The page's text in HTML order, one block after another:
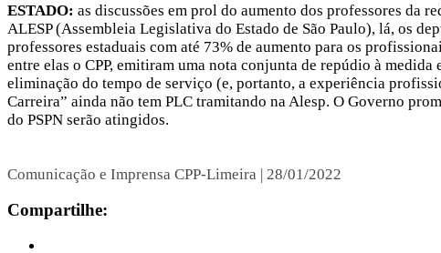
ESTADO: as discussões em prol do aumento dos professores da
ALESP (Assembleia Legislativa do Estado de São Paulo), lá, os
professores estaduais com até 73% de aumento para os
entre elas o CPP, emitiram uma nota conjunta de repúdio à
eliminação do tempo de serviço (e, portanto, a experiência
Carreira” ainda não tem PLC tramitando na Alesp. O Governo
do PSPN serão atingidos.
Comunicação e Imprensa CPP-Limeira | 28/01/2022
Compartilhe: